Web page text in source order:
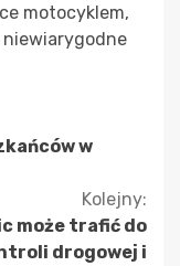
motocyklem,
w
Kolejny:
może trafić do
drogowej i